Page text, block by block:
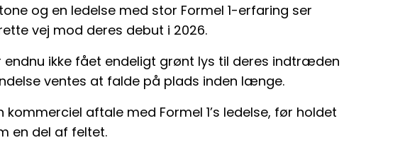
og en ledelse med stor Formel 1-erfaring ser
vej mod deres debut i 2026.
endnu ikke fået endeligt grønt lys til deres indtræden
ventes at falde på plads inden længe.
aftale med Formel 1’s ledelse, før holdet
en del af feltet.